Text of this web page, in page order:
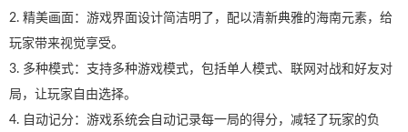
2. 精美画面：游戏界面设计简洁明了，配以清新典雅的海南元素，给
玩家带来视觉享受。
3. 多种模式：支持多种游戏模式，包括单人模式、联网对战和好友对
局，让玩家自由选择。
4. 自动记分：游戏系统会自动记录每一局的得分，减轻了玩家的负